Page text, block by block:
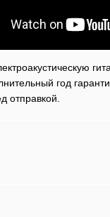
год
отправкой.